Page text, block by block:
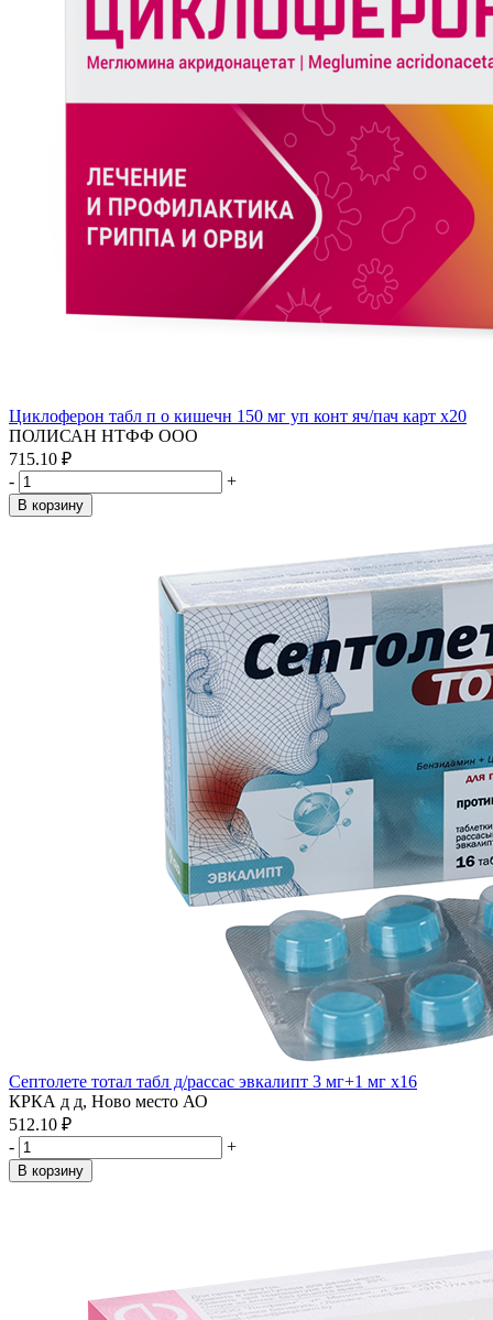
Циклоферон табл п о кишечн 150 мг уп конт яч/пач карт x20
ПОЛИСАН НТФФ ООО
715.10 ₽
-
+
В корзину
Септолете тотал табл д/рассас эвкалипт 3 мг+1 мг x16
КРКА д д, Ново место АО
512.10 ₽
-
+
В корзину